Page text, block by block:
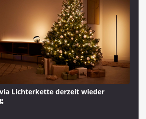
Lichterkette derzeit wieder